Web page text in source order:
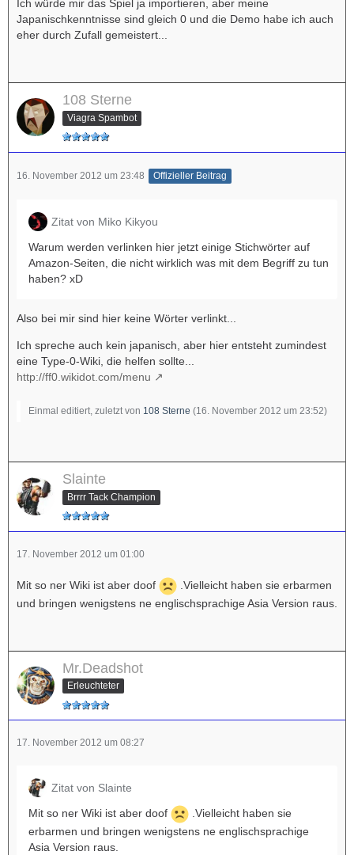
Ich würde mir das Spiel ja importieren, aber meine
Japanischkenntnisse sind gleich 0 und die Demo habe ich auch
eher durch Zufall gemeistert...
108 Sterne
Viagra Spambot
16. November 2012 um 23:48 Offizieller Beitrag
Zitat von Miko Kikyou
Warum werden verlinken hier jetzt einige Stichwörter auf
Amazon-Seiten, die nicht wirklich was mit dem Begriff zu tun
haben? xD
Also bei mir sind hier keine Wörter verlinkt...
Ich spreche auch kein japanisch, aber hier entsteht zumindest
eine Type-0-Wiki, die helfen sollte...
http://ff0.wikidot.com/menu
Einmal editiert, zuletzt von 108 Sterne (16. November 2012 um 23:52)
Slainte
Brrrr Tack Champion
17. November 2012 um 01:00
Mit so ner Wiki ist aber doof
.Vielleicht haben sie erbarmen
und bringen wenigstens ne englischsprachige Asia Version raus.
Mr.Deadshot
Erleuchteter
17. November 2012 um 08:27
Zitat von Slainte
Mit so ner Wiki ist aber doof
.Vielleicht haben sie
erbarmen und bringen wenigstens ne englischsprachige
Asia Version raus.